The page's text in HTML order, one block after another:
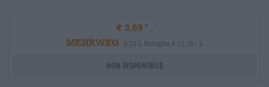
€ 3,69
MEHRWEG
0,33 L Bottiglia € 11,18 / L
Non disponibile